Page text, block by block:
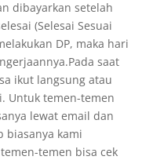
dibayarkan setelah
(Selesai Sesuai
DP, maka hari
saat
ikut langsung atau
Untuk temen-temen
lewat email dan
biasanya kami
temen bisa cek